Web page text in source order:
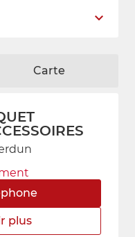
Carte
plus